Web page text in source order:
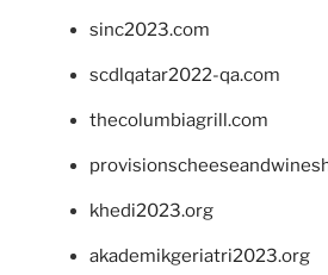
sinc2023.com
scdlqatar2022-qa.com
thecolumbiagrill.com
khedi2023.org
akademikgeriatri2023.org